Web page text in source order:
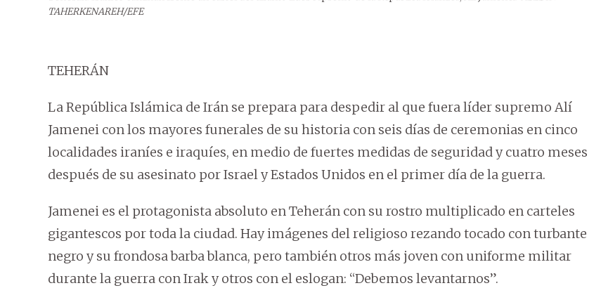
TAHERKENAREH/EFE
TEHERÁN
La República Islámica de Irán se prepara para despedir al que fuera líder supremo Alí
Jamenei con los mayores funerales de su historia con seis días de ceremonias en cinco
localidades iraníes e iraquíes, en medio de fuertes medidas de seguridad y cuatro meses
después de su asesinato por Israel y Estados Unidos en el primer día de la guerra.
Jamenei es el protagonista absoluto en Teherán con su rostro multiplicado en carteles
gigantescos por toda la ciudad. Hay imágenes del religioso rezando tocado con turbante
negro y su frondosa barba blanca, pero también otros más joven con uniforme militar
durante la guerra con Irak y otros con el eslogan: “Debemos levantarnos”.